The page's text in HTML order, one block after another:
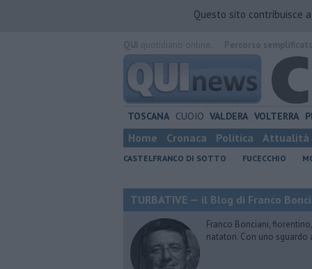
Questo sito contribuisce
TOSCANA CUOIO VALDERA VOLTERRA
Home Cronaca Politica Attualità
CASTELFRANCO DI SOTTO FUCECCHIO
TURBATIVE — il Blog di Franco
Franco Bonciani,
natatori. Con uno